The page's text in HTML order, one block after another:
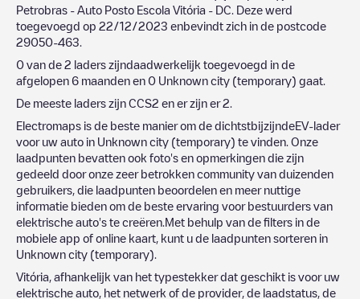
Petrobras - Auto Posto Escola Vitória - DC . Deze werd
toegevoegd op 22/12/2023 enbevindt zich in de postcode
29050-463
0 van de 2 laders zijndaadwerkelijk toegevoegd in de
afgelopen 6 maanden en 0 Unknown city (temporary) gaat.
De meeste laders zijn CCS2 en er zijn er2
Electromaps is de beste manier om de dichtstbijzijndeEV-lader
voor uw auto in Unknown city (temporary) te vinden. Onze
laadpunten bevatten ook foto's en opmerkingen die zijn
gedeeld door onze zeer betrokken community van duizenden
gebruikers, die laadpunten beoordelen en meer nuttige
informatie bieden om de beste ervaring voor bestuurders van
elektrische auto's te creëren.Met behulp van de filters in de
mobiele app of online kaart, kunt u de laadpunten sorteren in
Unknown city (temporary)
Vitória , afhankelijk van het typestekker dat geschikt is voor uw
elektrische auto, het netwerk of de provider, de laadstatus, de